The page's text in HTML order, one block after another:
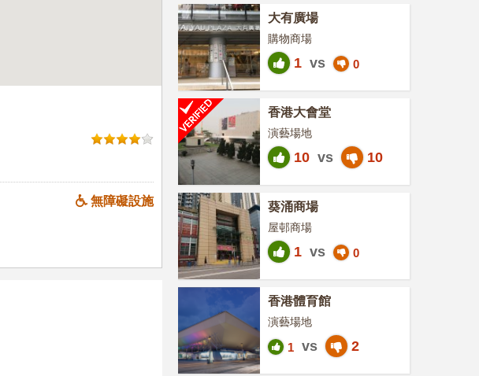
無障礙設施
大有廣場
購物商場
1 vs 0
香港大會堂
演藝場地
10 vs 10
葵涌商場
屋邨商場
1 vs 0
香港體育館
演藝場地
1 vs 2